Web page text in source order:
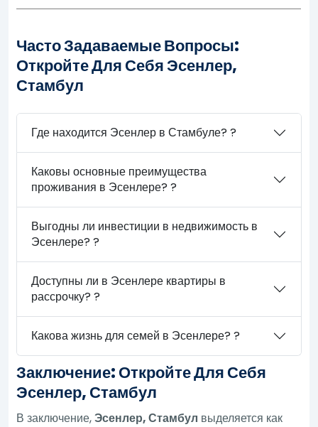
Часто Задаваемые Вопросы:
Откройте Для Себя Эсенлер,
Стамбул
Где находится Эсенлер в Стамбуле? ?
Каковы основные преимущества
проживания в Эсенлере? ?
Выгодны ли инвестиции в недвижимость в
Эсенлере? ?
Доступны ли в Эсенлере квартиры в
рассрочку? ?
Какова жизнь для семей в Эсенлере? ?
Заключение: Откройте Для Себя
Эсенлер, Стамбул
В заключение,Эсенлер, Стамбул выделяется как